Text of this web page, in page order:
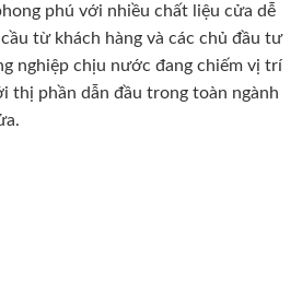
phú với nhiều chất liệu cửa dễ
từ khách hàng và các chủ đầu tư
nghiệp chịu nước đang chiếm vị trí
thị phần dẫn đầu trong toàn ngành